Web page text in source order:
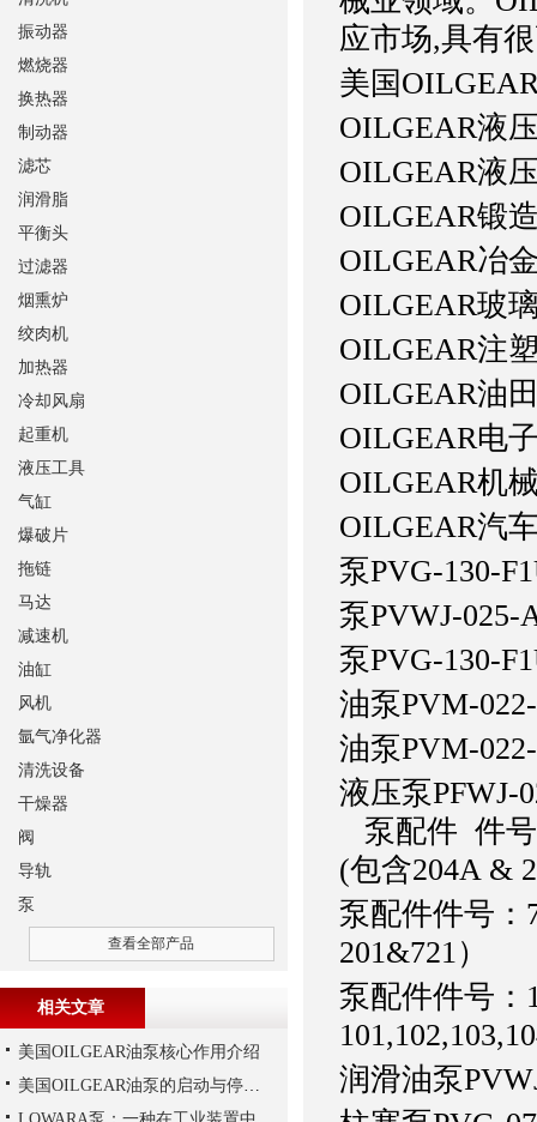
应市场,具有
美国
OILGEAR液
OILGEAR液
OILGEAR锻
OILGEAR冶
OILGEAR玻
OILGEAR注
OILGEAR油
OILGEAR电
OILGEAR机
OILGEAR汽
泵PVG-130-
泵PVWJ-025-
泵PVG-130-
油泵PVM-
油泵PVM-
液压泵
泵配件 件号
(包含204A &
泵配件件号：
201&721）
泵配件件号：
润滑油泵
振动器
燃烧器
换热器
制动器
滤芯
润滑脂
平衡头
过滤器
烟熏炉
绞肉机
加热器
冷却风扇
起重机
液压工具
气缸
爆破片
拖链
马达
减速机
油缸
风机
氩气净化器
清洗设备
干燥器
阀
导轨
泵
查看全部产品
相关文章
美国OILGEAR油泵核心作用介绍
美国OILGEAR油泵的启动与停机操作注意